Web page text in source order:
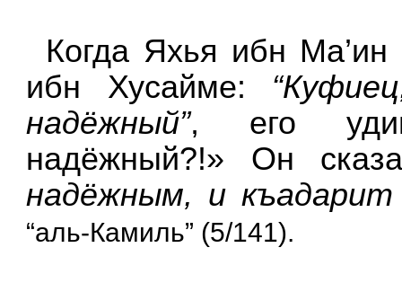
Когда Яхья ибн Ма’ин
ибн Хусайме:
надёжный”, его
надёжный?!» Он
надёжным, и
“аль-Камиль” (5/141).